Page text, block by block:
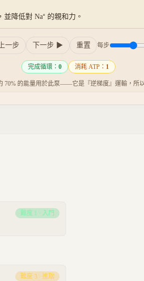
降低對 Na⁺ 的親和力。
一步 下一步 ▶ 重置 每步
完成循環： 0 消耗 ATP： 1
70% 的能量用於此泵——它是『逆梯度』運輸，所
難度 1 · 入門
難度 3 · 進階